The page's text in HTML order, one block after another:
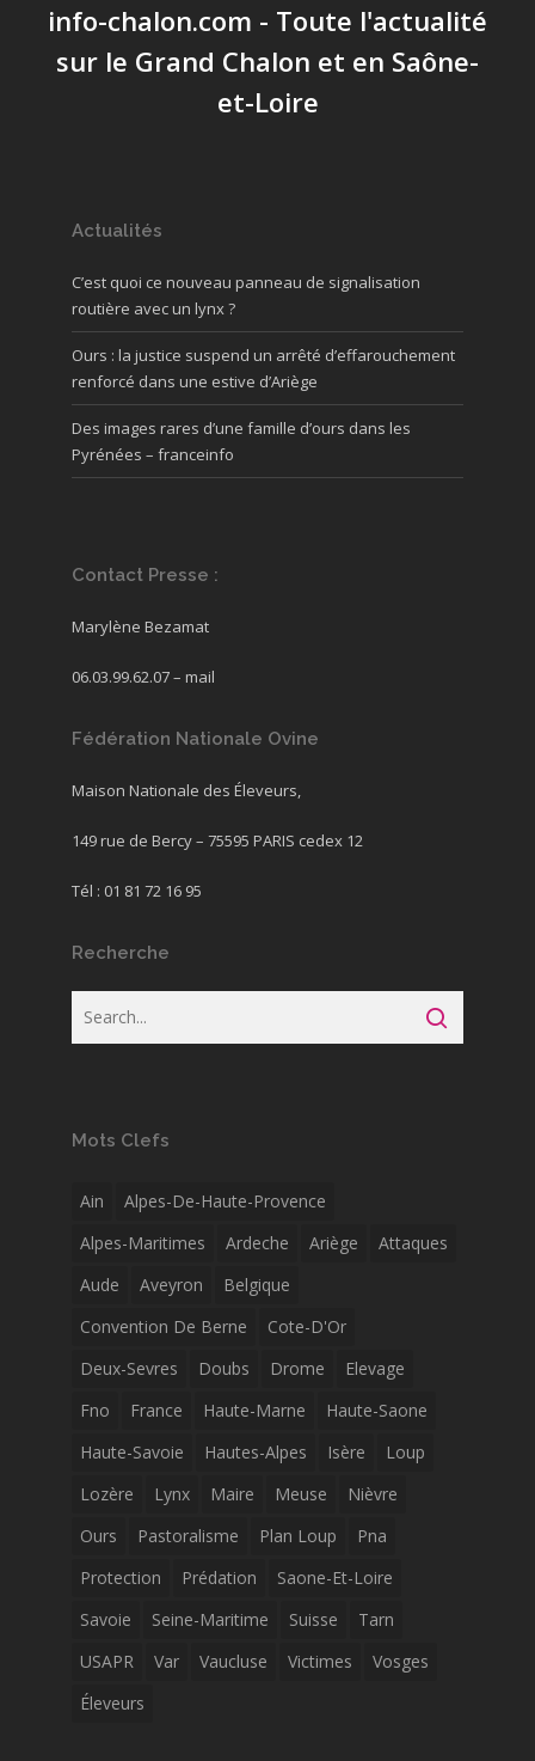
info-chalon.com - Toute l'actualité
sur le Grand Chalon et en Saône-
et-Loire
Actualités
C’est quoi ce nouveau panneau de signalisation
routière avec un lynx ?
Ours : la justice suspend un arrêté d’effarouchement
renforcé dans une estive d’Ariège
Des images rares d’une famille d’ours dans les
Pyrénées – franceinfo
Contact Presse :
Marylène Bezamat
06.03.99.62.07 – mail
Fédération Nationale Ovine
Maison Nationale des Éleveurs,
149 rue de Bercy – 75595 PARIS cedex 12
Tél : 01 81 72 16 95
Recherche
Mots Clefs
Ain
Alpes-De-Haute-Provence
Alpes-Maritimes
Ardeche Ariège
Attaques
Aude
Aveyron
Belgique
Convention De Berne
Cote-D'Or
Deux-Sevres
Doubs Drome
Elevage
Fno
France Haute-Marne
Haute-Saone
Haute-Savoie
Hautes-Alpes Isère
Loup
Lozère
Lynx Maire Meuse
Nièvre
Ours
Pastoralisme Plan Loup
Pna
Protection
Prédation
Saone-Et-Loire
Savoie
Seine-Maritime Suisse
Tarn
USAPR
Var Vaucluse Victimes
Vosges
Éleveurs